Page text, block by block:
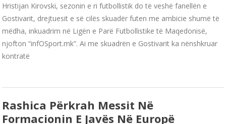
Hristijan Kirovski, sezonin e ri futbollistik do të veshë fanellën e
Gostivarit, drejtuesit e së cilës skuadër futen me ambicie shumë të
mëdha, inkuadrim në Ligën e Parë Futbollistike të Maqedonisë,
njofton “infOSport.mk”. Ai me skuadrën e Gostivarit ka nënshkruar
kontratë
Rashica Përkrah Messit Në
Formacionin E Javës Në Europë